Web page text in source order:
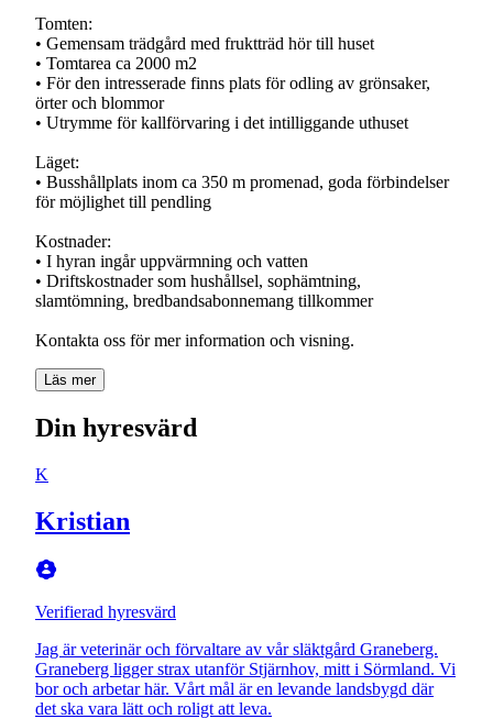
Tomten:
• Gemensam trädgård med fruktträd hör till huset
• Tomtarea ca 2000 m2
• För den intresserade finns plats för odling av grönsaker,
örter och blommor
• Utrymme för kallförvaring i det intilliggande uthuset
Läget:
• Busshållplats inom ca 350 m promenad, goda förbindelser
för möjlighet till pendling
Kostnader:
• I hyran ingår uppvärmning och vatten
• Driftskostnader som hushållsel, sophämtning,
slamtömning, bredbandsabonnemang tillkommer
Kontakta oss för mer information och visning.
Läs mer
Din hyresvärd
K
Kristian
Verifierad hyresvärd
Jag är veterinär och förvaltare av vår släktgård Graneberg.
Graneberg ligger strax utanför Stjärnhov, mitt i Sörmland. Vi
bor och arbetar här. Vårt mål är en levande landsbygd där
det ska vara lätt och roligt att leva.